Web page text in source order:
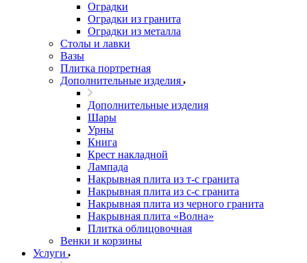
Оградки
Оградки из гранита
Оградки из металла
Столы и лавки
Вазы
Плитка портретная
Дополнительные изделия
Дополнительные изделия
Шары
Урны
Книга
Крест накладной
Лампада
Накрывная плита из т-с гранита
Накрывная плита из с-с гранита
Накрывная плита из черного гранита
Накрывная плита «Волна»
Плитка облицовочная
Венки и корзины
Услуги